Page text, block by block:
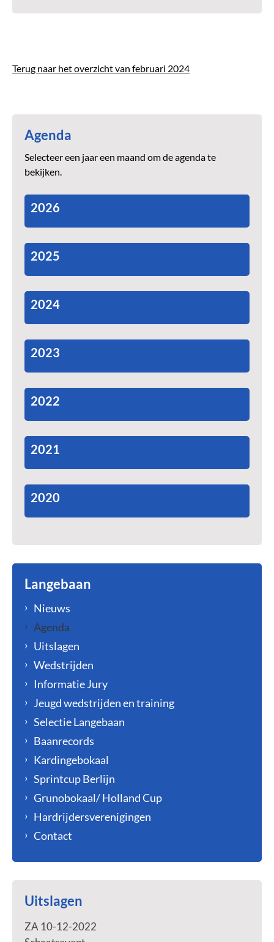
Terug naar het overzicht van februari 2024
Agenda
Selecteer een jaar een maand om de agenda te
bekijken.
2026
2025
2024
2023
2022
2021
2020
Langebaan
Nieuws
Agenda
Uitslagen
Wedstrijden
Informatie Jury
Jeugd wedstrijden en training
Selectie Langebaan
Baanrecords
Kardingebokaal
Sprintcup Berlijn
Grunobokaal/ Holland Cup
Hardrijdersverenigingen
Contact
Uitslagen
ZA 10-12-2022